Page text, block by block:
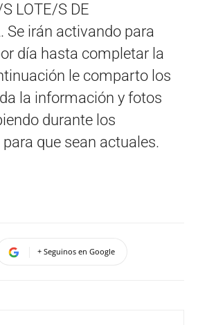
LOTE/S DE
Se irán activando para
día hasta completar la
le comparto los
la información y fotos
durante los
que sean actuales.
+ Seguinos en Google